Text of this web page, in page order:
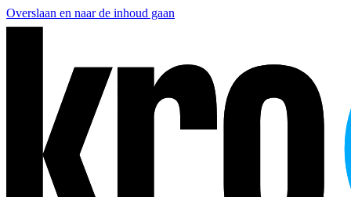
Overslaan en naar de inhoud gaan